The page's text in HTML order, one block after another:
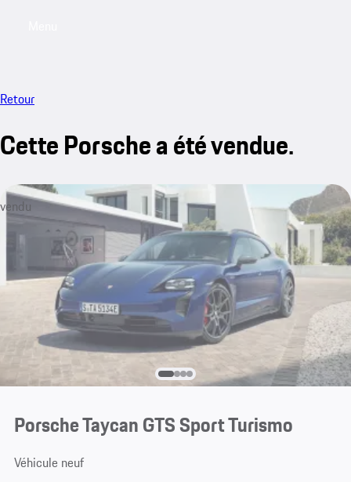
Retour
Cette Porsche a été vendue.
vendu
Porsche Taycan GTS Sport Turismo
Véhicule neuf